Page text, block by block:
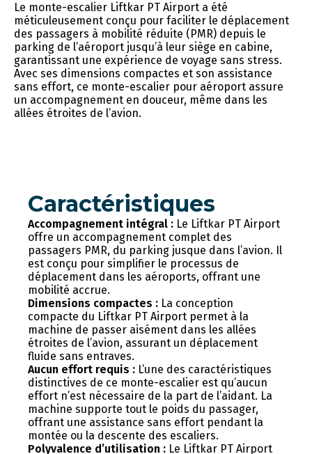
Le monte-escalier Liftkar PT Airport a été
méticuleusement conçu pour faciliter le déplacement
des passagers à mobilité réduite (PMR) depuis le
parking de l’aéroport jusqu’à leur siège en cabine,
garantissant une expérience de voyage sans stress.
Avec ses dimensions compactes et son assistance
sans effort, ce monte-escalier pour aéroport assure
un accompagnement en douceur, même dans les
allées étroites de l’avion.
Caractéristiques
Accompagnement intégral : Le Liftkar PT Airport
offre un accompagnement complet des
passagers PMR, du parking jusque dans l’avion. Il
est conçu pour simplifier le processus de
déplacement dans les aéroports, offrant une
mobilité accrue.
Dimensions compactes : La conception
compacte du Liftkar PT Airport permet à la
machine de passer aisément dans les allées
étroites de l’avion, assurant un déplacement
fluide sans entraves.
Aucun effort requis : L’une des caractéristiques
distinctives de ce monte-escalier est qu’aucun
effort n’est nécessaire de la part de l’aidant. La
machine supporte tout le poids du passager,
offrant une assistance sans effort pendant la
montée ou la descente des escaliers.
Polyvalence d’utilisation : Le Liftkar PT Airport